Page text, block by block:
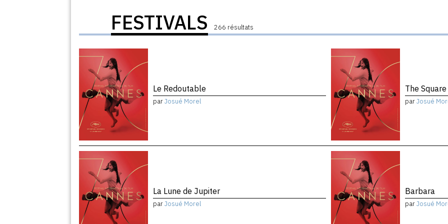
FESTIVALS 266 résultats
Le Redoutable
parJosué Morel
The Square
parJosué
La Lune de Jupiter
parJosué Morel
Barbara
parJosué